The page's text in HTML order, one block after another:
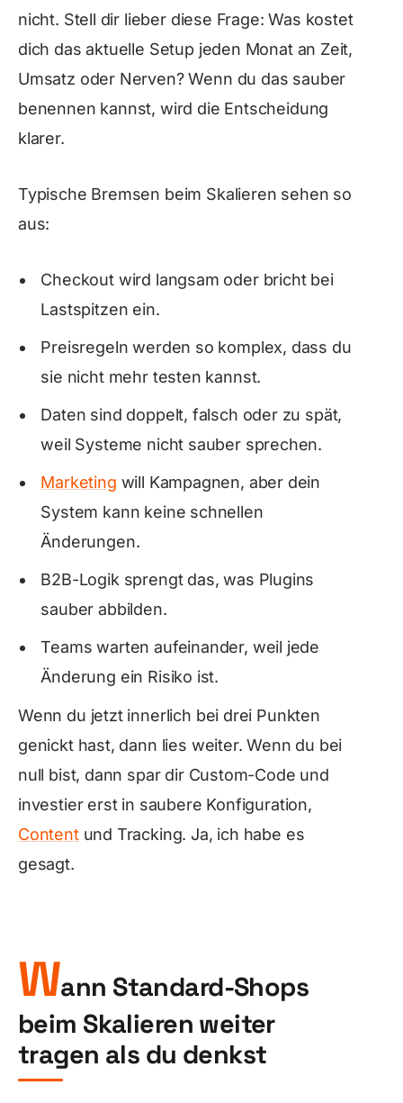
nicht. Stell dir lieber diese Frage: Was kostet
dich das aktuelle Setup jeden Monat an Zeit,
Umsatz oder Nerven? Wenn du das sauber
benennen kannst, wird die Entscheidung
klarer.
Typische Bremsen beim Skalieren sehen so
aus:
Checkout wird langsam oder bricht bei
Lastspitzen ein.
Preisregeln werden so komplex, dass du
sie nicht mehr testen kannst.
Daten sind doppelt, falsch oder zu spät,
weil Systeme nicht sauber sprechen.
Marketing will Kampagnen, aber dein
System kann keine schnellen
Änderungen.
B2B-Logik sprengt das, was Plugins
sauber abbilden.
Teams warten aufeinander, weil jede
Änderung ein Risiko ist.
Wenn du jetzt innerlich bei drei Punkten
genickt hast, dann lies weiter. Wenn du bei
null bist, dann spar dir Custom-Code und
investier erst in saubere Konfiguration,
Contentund Tracking. Ja, ich habe es
gesagt.
Wann Standard-Shops
beim Skalieren weiter
tragen als du denkst